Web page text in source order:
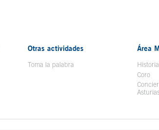
Otras actividades
Toma la palabra
Área
Historia
Coro